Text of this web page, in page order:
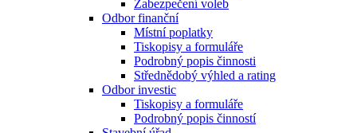
Zabezpečení voleb
Odbor finanční
Místní poplatky
Tiskopisy a formuláře
Podrobný popis činnosti
Střednědobý výhled a rating
Odbor investic
Tiskopisy a formuláře
Podrobný popis činností